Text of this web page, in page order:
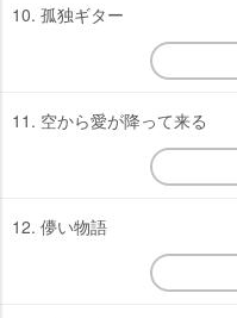
10. 孤独ギター
11. 空から愛が降って来る
12. 儚い物語